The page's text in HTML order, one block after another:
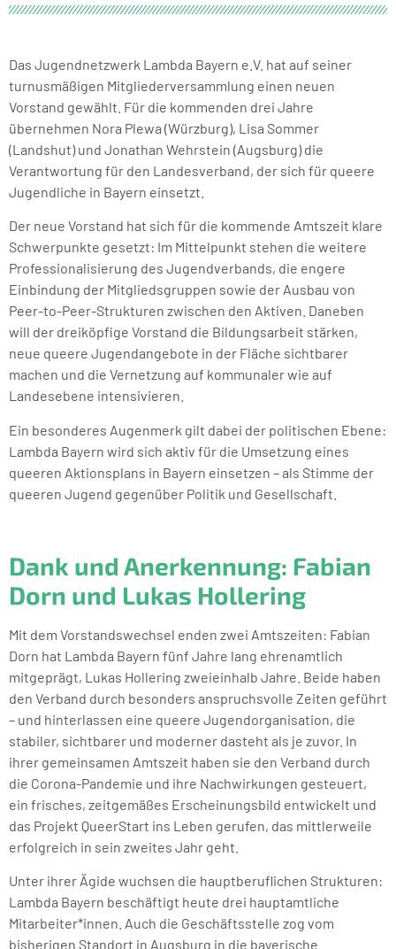
Das Jugendnetzwerk Lambda Bayern e.V. hat auf seiner
turnusmäßigen Mitgliederversammlung einen neuen
Vorstand gewählt. Für die kommenden drei Jahre
übernehmen Nora Plewa (Würzburg), Lisa Sommer
(Landshut) und Jonathan Wehrstein (Augsburg) die
Verantwortung für den Landesverband, der sich für queere
Jugendliche in Bayern einsetzt.
Der neue Vorstand hat sich für die kommende Amtszeit klare
Schwerpunkte gesetzt: Im Mittelpunkt stehen die weitere
Professionalisierung des Jugendverbands, die engere
Einbindung der Mitgliedsgruppen sowie der Ausbau von
Peer-to-Peer-Strukturen zwischen den Aktiven. Daneben
will der dreiköpfige Vorstand die Bildungsarbeit stärken,
neue queere Jugendangebote in der Fläche sichtbarer
machen und die Vernetzung auf kommunaler wie auf
Landesebene intensivieren.
Ein besonderes Augenmerk gilt dabei der politischen Ebene:
Lambda Bayern wird sich aktiv für die Umsetzung eines
queeren Aktionsplans in Bayern einsetzen – als Stimme der
queeren Jugend gegenüber Politik und Gesellschaft.
Dank und Anerkennung: Fabian
Dorn und Lukas Hollering
Mit dem Vorstandswechsel enden zwei Amtszeiten: Fabian
Dorn hat Lambda Bayern fünf Jahre lang ehrenamtlich
mitgeprägt, Lukas Hollering zweieinhalb Jahre. Beide haben
den Verband durch besonders anspruchsvolle Zeiten geführt
– und hinterlassen eine queere Jugendorganisation, die
stabiler, sichtbarer und moderner dasteht als je zuvor. In
ihrer gemeinsamen Amtszeit haben sie den Verband durch
die Corona-Pandemie und ihre Nachwirkungen gesteuert,
ein frisches, zeitgemäßes Erscheinungsbild entwickelt und
das Projekt QueerStart ins Leben gerufen, das mittlerweile
erfolgreich in sein zweites Jahr geht.
Unter ihrer Ägide wuchsen die hauptberuflichen Strukturen:
Lambda Bayern beschäftigt heute drei hauptamtliche
Mitarbeiter*innen. Auch die Geschäftsstelle zog vom
bisherigen Standort in Augsburg in die bayerische